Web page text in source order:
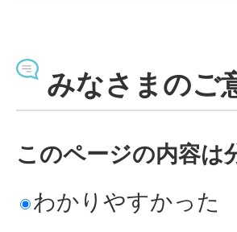
みなさまのご
このページの内容は
わかりやすかった